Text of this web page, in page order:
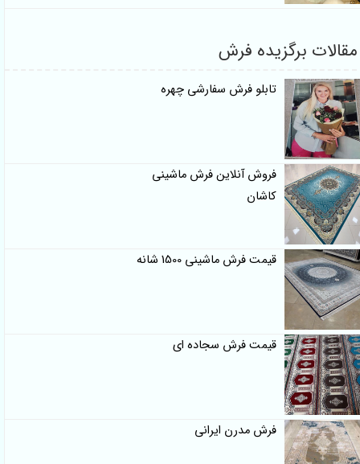
مقالات برگزیده فرش
تابلو فرش سفارشی چهره
فروش آنلاین فرش ماشینی
کاشان
قیمت فرش ماشینی 1500 شانه
قیمت فرش سجاده ای
فرش مدرن ایرانی